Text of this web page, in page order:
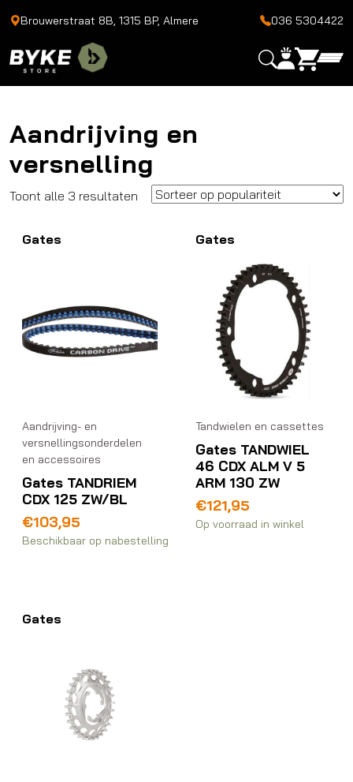
Brouwerstraat 8B, 1315 BP, Almere 036 5304422
Aandrijving en
versnelling
Toont alle 3 resultaten Gesorteerd
populariteit
Gates
Aandrijving- en
versnellingsonderdelen
en accessoires
Gates TANDRIEM
CDX 125 ZW/BL
€103,95
Beschikbaar op nabestelling
Gates
Tandwielen en cassettes
Gates TANDWIEL
46 CDX ALM V 5
ARM 130 ZW
€121,95
Op voorraad in winkel
Gates